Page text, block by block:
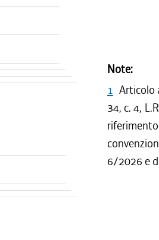
Note:
1 Articolo
34, c. 4,
6/2026 e